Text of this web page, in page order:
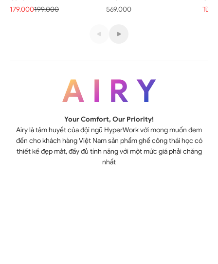
Giá bán
179.000Giá thông thường
199.000
Giá bán
569.000
Giá
Từ
A I R Y
Your Comfort, Our Priority!
Airy là tâm huyết của đội ngũ HyperWork với mong muốn đem
đến cho khách hàng Việt Nam sản phẩm ghế công thái học có
thiết kế đẹp mắt, đầy đủ tính năng với một mức giá phải chăng
nhất